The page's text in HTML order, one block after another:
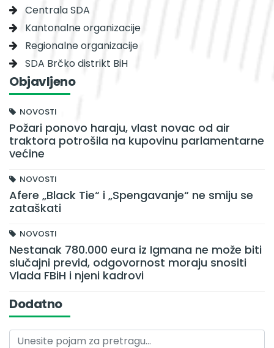
Centrala SDA
Kantonalne organizacije
Regionalne organizacije
SDA Brčko distrikt BiH
Objavljeno
NOVOSTI
Požari ponovo haraju, vlast novac od air
traktora potrošila na kupovinu parlamentarne
većine
NOVOSTI
Afere „Black Tie“ i „Spengavanje“ ne smiju se
zataškati
NOVOSTI
Nestanak 780.000 eura iz Igmana ne može biti
slučajni previd, odgovornost moraju snositi
Vlada FBiH i njeni kadrovi
Dodatno